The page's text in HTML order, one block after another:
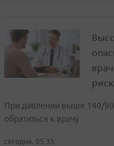
При давлении выше 140/
обратиться к врачу
сегодня, 05:33